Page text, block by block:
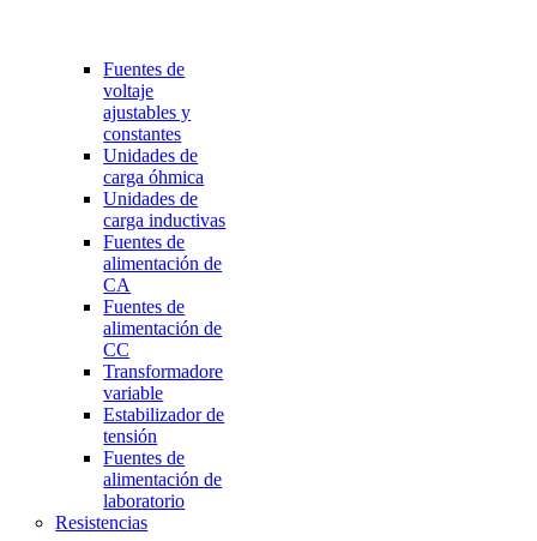
Fuentes de
voltaje
ajustables y
constantes
Unidades de
carga óhmica
Unidades de
carga inductivas
Fuentes de
alimentación de
CA
Fuentes de
alimentación de
CC
Transformadore
variable
Estabilizador de
tensión
Fuentes de
alimentación de
laboratorio
Resistencias